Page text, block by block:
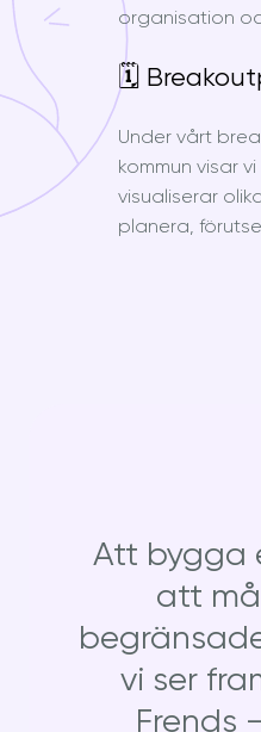
organisation
🗓
Under vårt
kommun visar
visualiserar
planera,
Att bygga
att
vi ser
Frends